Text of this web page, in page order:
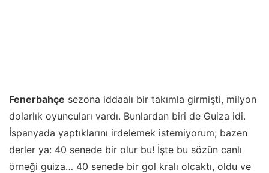
Fenerbahçe sezona iddaalı bir takımla girmişti, milyon
dolarlık oyuncuları vardı. Bunlardan biri de Guiza idi.
İspanyada yaptıklarını irdelemek istemiyorum; bazen
derler ya: 40 senede bir olur bu! İşte bu sözün canlı
örneği guiza… 40 senede bir gol kralı olcaktı, oldu ve